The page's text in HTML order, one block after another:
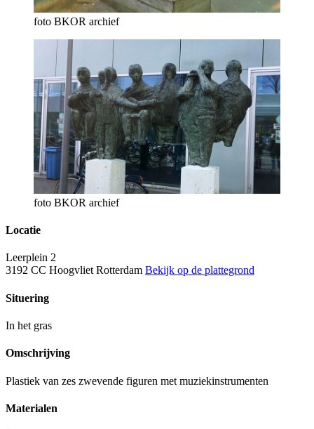
foto BKOR archief
foto BKOR archief
Locatie
Leerplein 2
3192 CC Hoogvliet Rotterdam Bekijk op de plattegrond
Situering
In het gras
Omschrijving
Plastiek van zes zwevende figuren met muziekinstrumenten
Materialen